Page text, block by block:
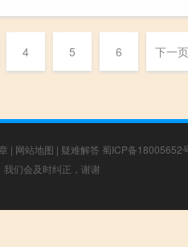
4 5 6 下一页
| 网站地图 | 疑难解答 蜀ICP备18005652
们会及时纠正，谢谢